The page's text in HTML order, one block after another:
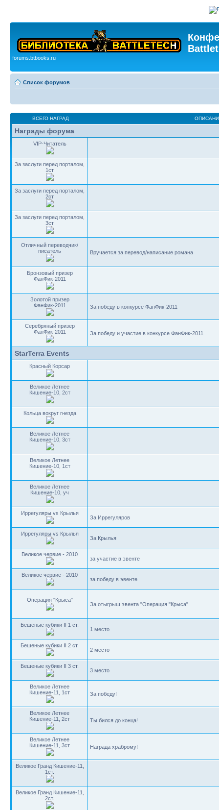
forums.btbooks.ru
Список форумов
ВСЕГО НАГРАД
Награды форума
VIP-Читатель
За заслуги перед порталом,
1ст
За заслуги перед порталом,
2ст
За заслуги перед порталом,
3ст
Отличный переводчик/
писатель
Вручается за перевод/написание романа
Бронзовый призер
ФанФик-2011
Золотой призер
ФанФик-2011
За победу в конкурсе ФанФик-2011
Серебряный призер
ФанФик-2011
За победу и участие в конкурсе ФанФик-2011
StarTerra Events
Красный Корсар
Великое Летнее
Кишение-10, 2ст
Кольца вокруг гнезда
Великое Летнее
Кишение-10, 3ст
Великое Летнее
Кишение-10, 1ст
Великое Летнее
Кишение-10, уч
Иррегуляры vs Крылья
За Иррегуляров
Иррегуляры vs Крылья
За Крылья
Великое червие - 2010
за участие в эвенте
Великое червие - 2010
за победу в эвенте
Операция "Крыса"
За отыгрыш эвента "Операция "Крыса"
Бешеные кубики II 1 ст.
1 место
Бешеные кубики II 2 ст.
2 место
Бешеные кубики II 3 ст.
3 место
Великое Летнее
Кишение-11, 1ст
За победу!
Великое Летнее
Кишение-11, 2ст
Ты бился до конца!
Великое Летнее
Кишение-11, 3ст
Награда храброму!
Великое Гранд Кишение-11,
1ст.
Великое Гранд Кишение-11,
2ст.